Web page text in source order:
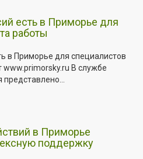
есть в Приморье для
работы
в Приморье для специалистов
В службе
в Приморье
поддержку